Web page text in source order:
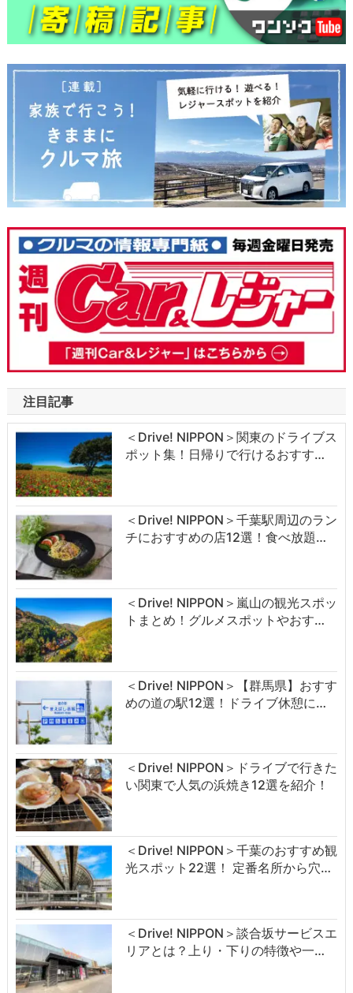
注目記事
＜Drive! NIPPON＞関東のドライブス
ポット集！日帰りで行けるおすす…
＜Drive! NIPPON＞千葉駅周辺のラン
チにおすすめの店12選！食べ放題…
＜Drive! NIPPON＞嵐山の観光スポッ
トまとめ！グルメスポットやおす…
＜Drive! NIPPON＞【群馬県】おすす
めの道の駅12選！ドライブ休憩に…
＜Drive! NIPPON＞ドライブで行きた
い関東で人気の浜焼き12選を紹介！
＜Drive! NIPPON＞千葉のおすすめ観
光スポット22選！ 定番名所から穴…
＜Drive! NIPPON＞談合坂サービスエ
リアとは？上り・下りの特徴や一…